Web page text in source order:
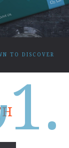
TO DISCOVER
1.